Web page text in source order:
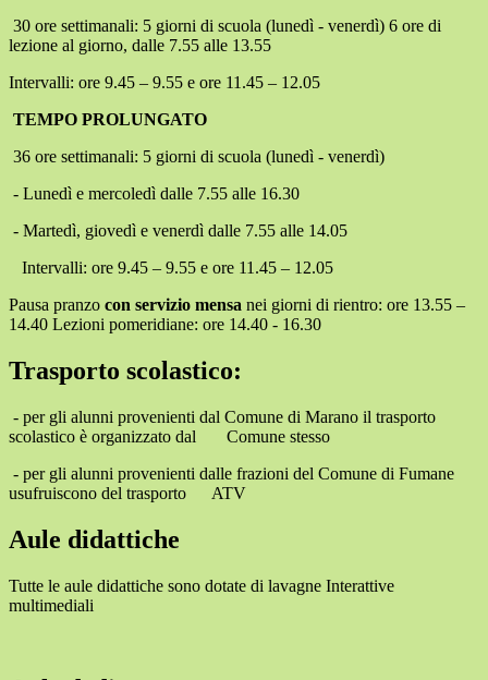
30 ore settimanali: 5 giorni di scuola (lunedì - venerdì) 6 ore di
lezione al giorno, dalle 7.55 alle 13.55
Intervalli: ore 9.45 – 9.55 e ore 11.45 – 12.05
TEMPO PROLUNGATO
36 ore settimanali: 5 giorni di scuola (lunedì - venerdì)
- Lunedì e mercoledì dalle 7.55 alle 16.30
- Martedì, giovedì e venerdì dalle 7.55 alle 14.05
Intervalli: ore 9.45 – 9.55 e ore 11.45 – 12.05
Pausa pranzo con servizio mensa nei giorni di rientro: ore 13.55 –
14.40 Lezioni pomeridiane: ore 14.40 - 16.30
Trasporto scolastico:
- per gli alunni provenienti dal Comune di Marano il trasporto
scolastico è organizzato dal Comune stesso
- per gli alunni provenienti dalle frazioni del Comune di Fumane
usufruiscono del trasporto ATV
Aule didattiche
Tutte le aule didattiche sono dotate di lavagne Interattive
multimediali